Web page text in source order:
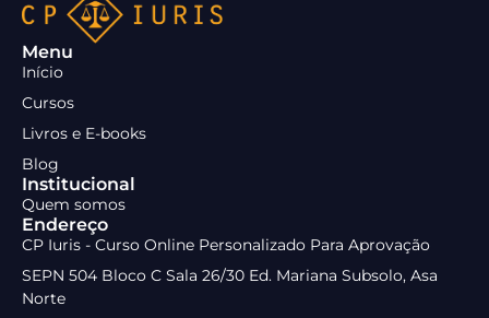
Menu
Início
Cursos
Livros e E-books
Blog
Institucional
Quem somos
Endereço
CP Iuris - Curso Online Personalizado Para Aprovação
SEPN 504 Bloco C Sala 26/30 Ed. Mariana Subsolo, Asa
Norte